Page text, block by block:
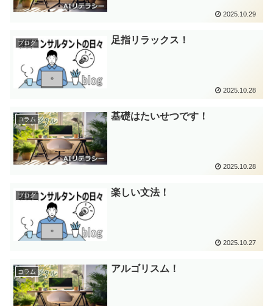
2025.10.29
ブログ 足指リラックス！
2025.10.28
コラム 基礎はたいせつです！
2025.10.28
ブログ 楽しい文法！
2025.10.27
コラム アルゴリスム！